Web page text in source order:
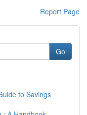
Report Page
Go
to Savings